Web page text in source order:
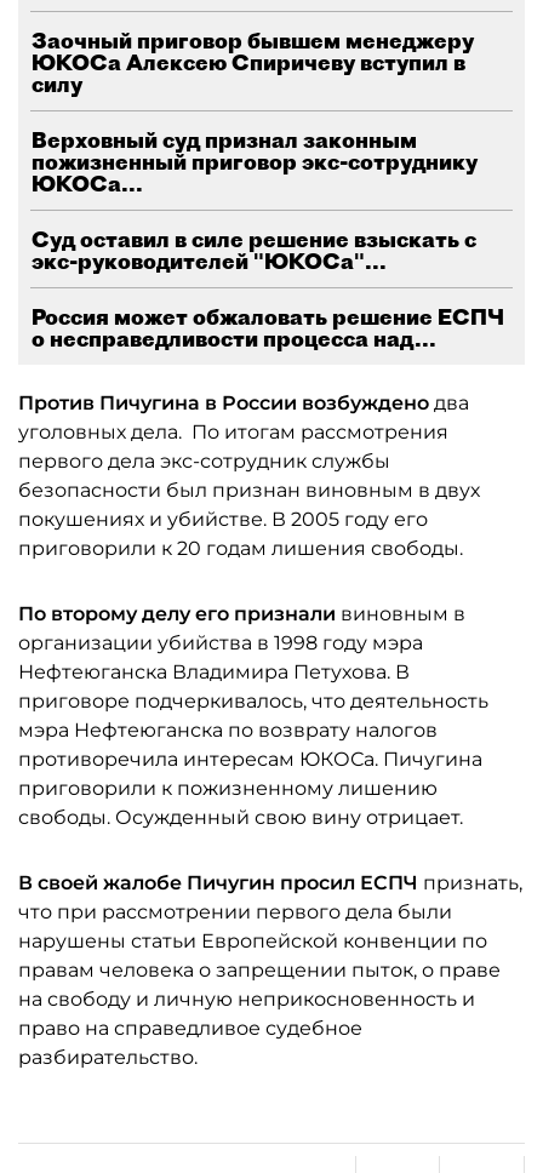
Заочный приговор бывшем менеджеру
ЮКОСа Алексею Спиричеву вступил в
силу
Верховный суд признал законным
пожизненный приговор экс-сотруднику
ЮКОСа...
Суд оставил в силе решение взыскать с
экс-руководителей "ЮКОСа"...
Россия может обжаловать решение ЕСПЧ
о несправедливости процесса над...
Против Пичугина в России возбуждено два
уголовных дела. По итогам рассмотрения
первого дела экс-сотрудник службы
безопасности был признан виновным в двух
покушениях и убийстве. В 2005 году его
приговорили к 20 годам лишения свободы.
По второму делу его признали виновным в
организации убийства в 1998 году мэра
Нефтеюганска Владимира Петухова. В
приговоре подчеркивалось, что деятельность
мэра Нефтеюганска по возврату налогов
противоречила интересам ЮКОСа. Пичугина
приговорили к пожизненному лишению
свободы. Осужденный свою вину отрицает.
В своей жалобе Пичугин просил ЕСПЧ признать,
что при рассмотрении первого дела были
нарушены статьи Европейской конвенции по
правам человека о запрещении пыток, о праве
на свободу и личную неприкосновенность и
право на справедливое судебное
разбирательство.